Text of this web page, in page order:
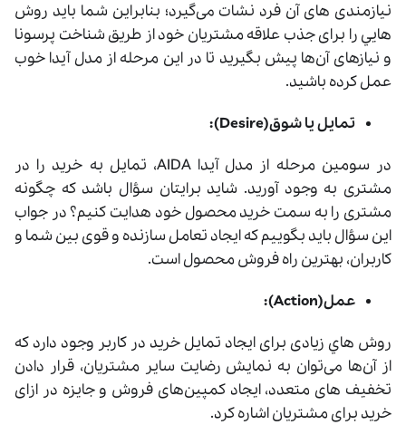
نیازمندی‌ های آن فرد نشات می‌گیرد؛ بنابراین شما باید روش
هايي را برای جذب علاقه مشتریان خود از طریق شناخت پرسونا
و نیازهای آن‌ها پیش بگیرید تا در این مرحله از مدل آیدا خوب
عمل کرده باشید.
تمایل یا شوق(Desire):
در سومین مرحله از مدل آیدا AIDA، تمایل به خرید را در
مشتری به وجود آورید. شاید برایتان سؤال باشد که چگونه
مشتری را به سمت خرید محصول خود هدایت کنیم؟ در جواب
این سؤال باید بگوییم که ایجاد تعامل سازنده و قوی بین شما و
کاربران، بهترین راه فروش محصول است.
عمل(Action):
روش هاي زیادی برای ایجاد تمایل خرید در کاربر وجود دارد که
از آن‌ها می‌توان به نمایش رضایت سایر مشتریان، قرار دادن
تخفیف ‌های متعدد، ایجاد کمپین‌های فروش و جایزه در ازای
خرید برای مشتریان اشاره کرد.